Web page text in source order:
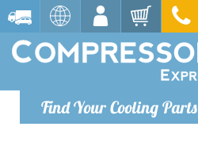
Find Your Cooling Parts